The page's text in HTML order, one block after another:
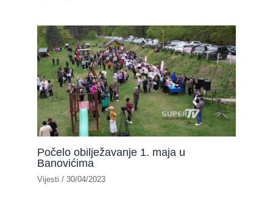
Počelo obilježavanje 1. maja u
Banovićima
Vijesti /30/04/2023